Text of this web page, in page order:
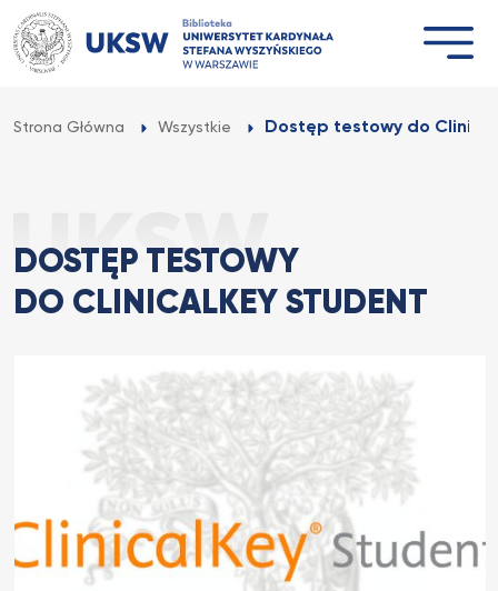
Przejdź
do
treści
Strona Główna Wszystkie Dostęp testowy do
DOSTĘP TESTOWY
DO CLINICALKEY STUDENT